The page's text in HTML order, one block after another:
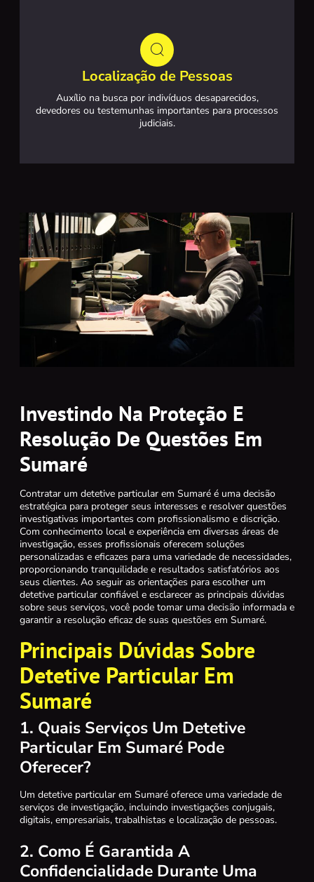
Localização de Pessoas
Auxílio na busca por indivíduos desaparecidos,
devedores ou testemunhas importantes para processos
judiciais.
Investindo Na Proteção E
Resolução De Questões Em
Sumaré
Contratar um detetive particular em Sumaré é uma decisão
estratégica para proteger seus interesses e resolver questões
investigativas importantes com profissionalismo e discrição.
Com conhecimento local e experiência em diversas áreas de
investigação, esses profissionais oferecem soluções
personalizadas e eficazes para uma variedade de necessidades,
proporcionando tranquilidade e resultados satisfatórios aos
seus clientes. Ao seguir as orientações para escolher um
detetive particular confiável e esclarecer as principais dúvidas
sobre seus serviços, você pode tomar uma decisão informada e
garantir a resolução eficaz de suas questões em Sumaré.
Principais Dúvidas Sobre
Detetive Particular Em
Sumaré
1. Quais Serviços Um Detetive
Particular Em Sumaré Pode
Oferecer?
Um detetive particular em Sumaré oferece uma variedade de
serviços de investigação, incluindo investigações conjugais,
digitais, empresariais, trabalhistas e localização de pessoas.
2. Como É Garantida A
Confidencialidade Durante Uma